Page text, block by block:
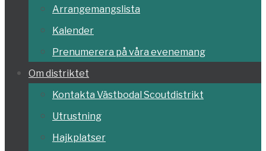
innehålletArrangemangslista
Kalender
Prenumerera på våra evenemang
Om distriktet
Kontakta Västbodal Scoutdistrikt
Utrustning
Hajkplatser